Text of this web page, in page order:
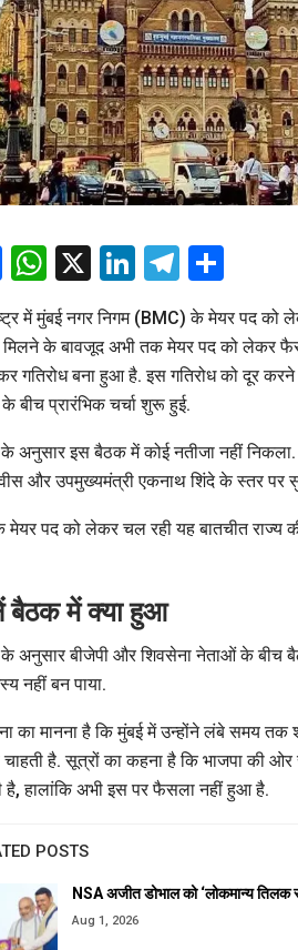
Facebook
WhatsApp
X LinkedIn
में मुंबई नगर निगम (BMC) के मेयर पद को
के बावजूद अभी तक मेयर पद को लेकर
गतिरोध बना हुआ है. इस गतिरोध को दूर
बीच प्रारंभिक चर्चा शुरू हुई.
अनुसार इस बैठक में कोई नतीजा नहीं निकला.
और उपमुख्यमंत्री एकनाथ शिंदे के स्तर पर
मेयर पद को लेकर चल रही यह बातचीत राज्य
बैठक में क्या हुआ
अनुसार बीजेपी और शिवसेना नेताओं के बीच
नहीं बन पाया.
का मानना है कि मुंबई में उन्होंने लंबे समय तक
चाहती है. सूत्रों का कहना है कि भाजपा की
हालांकि अभी इस पर फैसला नहीं हुआ है.
POSTS
NSA अजीत डोभाल को ‘लोकमान्य तिलक
Aug 1, 2026